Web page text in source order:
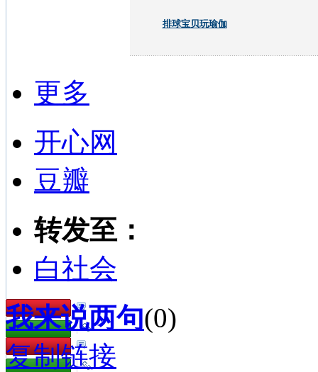
排球宝贝玩瑜伽
更多
开心网
豆瓣
转发至：
白社会
我来说两句(0)
复制链接